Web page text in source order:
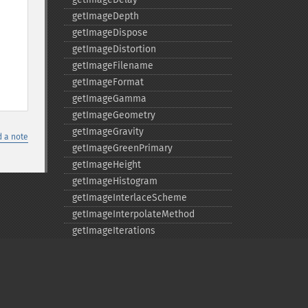
a note
getImageDepth
getImageDispose
getImageDistortion
getImageFilename
getImageFormat
getImageGamma
getImageGeometry
getImageGravity
getImageGreenPrimary
getImageHeight
getImageHistogram
getImageInterlaceScheme
getImageInterpolateMethod
getImageIterations